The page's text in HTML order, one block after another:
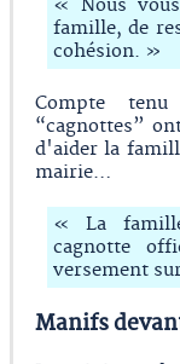
« Nous
famille, de
cohésion. »
Compte
“cagnottes”
d'aider la
mairie…
« La
cagnotte
versement
Manifs